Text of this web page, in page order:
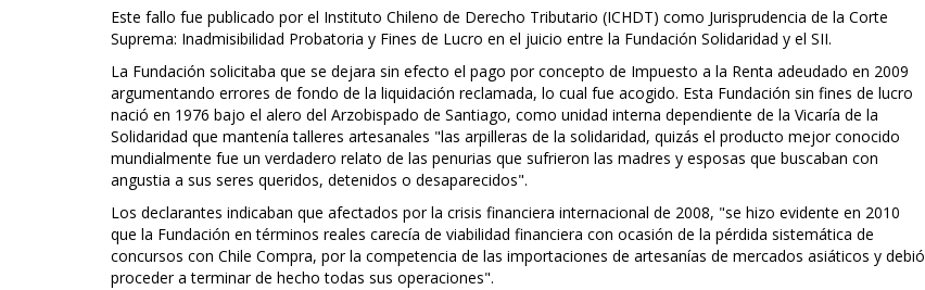
Este fallo fue publicado por el Instituto Chileno de Derecho Tributario (ICHDT) como Jurisprudencia de la Corte
Suprema: Inadmisibilidad Probatoria y Fines de Lucro en el juicio entre la Fundación Solidaridad y el SII.
La Fundación solicitaba que se dejara sin efecto el pago por concepto de Impuesto a la Renta adeudado en 2009
argumentando errores de fondo de la liquidación reclamada, lo cual fue acogido. Esta Fundación sin fines de lucro
nació en 1976 bajo el alero del Arzobispado de Santiago, como unidad interna dependiente de la Vicaría de la
Solidaridad que mantenía talleres artesanales "las arpilleras de la solidaridad, quizás el producto mejor conocido
mundialmente fue un verdadero relato de las penurias que sufrieron las madres y esposas que buscaban con
angustia a sus seres queridos, detenidos o desaparecidos".
Los declarantes indicaban que afectados por la crisis financiera internacional de 2008, "se hizo evidente en 2010
que la Fundación en términos reales carecía de viabilidad financiera con ocasión de la pérdida sistemática de
concursos con Chile Compra, por la competencia de las importaciones de artesanías de mercados asiáticos y debió
proceder a terminar de hecho todas sus operaciones".